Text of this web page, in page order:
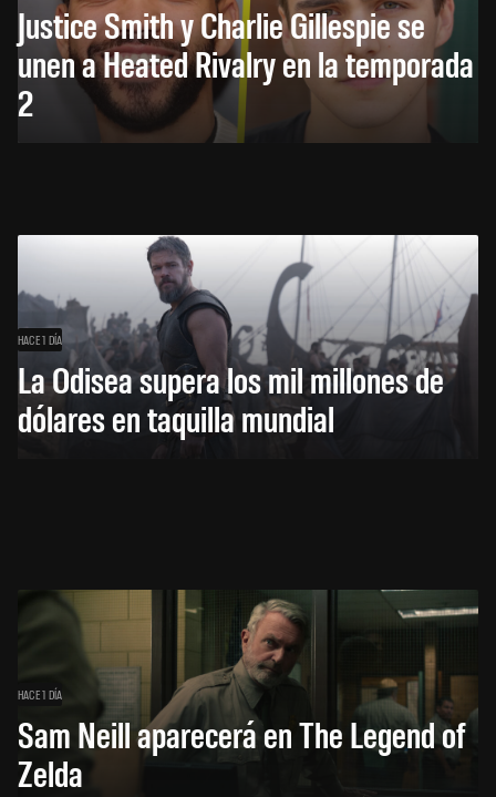
Justice Smith y Charlie Gillespie se
unen a Heated Rivalry en la temporada
2
HACE 1 DÍA
La Odisea supera los mil millones de
dólares en taquilla mundial
HACE 1 DÍA
Sam Neill aparecerá en The Legend of
Zelda